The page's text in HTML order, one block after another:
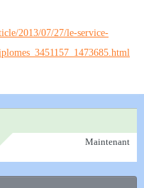
2013/07/27/le-service-
Maintenant